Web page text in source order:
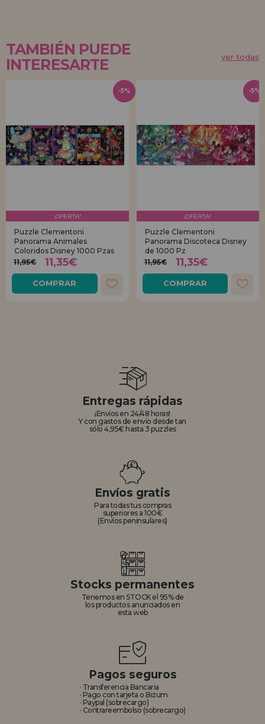
TAMBIÉN PUEDE
INTERESARTE
ver todas
¡OFERTA!
Puzzle Clementoni
Panorama Animales
Coloridos Disney 1000 Pzas
11,95€
11,35€
COMPRAR
-5%
¡OFERTA!
Puzzle Clementoni
Panorama Discoteca Disney
de 1000 Pz
11,95€
11,35€
COMPRAR
-5%
Entregas rápidas
¡Envíos en 24/48 horas!
Y con gastos de envío desde tan
sólo 4,95€ hasta 3 puzzles
Envíos gratis
Para todas tus compras
superiores a 100€
(Envíos peninsulares)
Stocks permanentes
Tenemos en STOCK el 95% de
los productos anunciados en
esta web
Pagos seguros
· Transferencia Bancaria
· Pago con tarjeta o Bizum
· Paypal (sobrecargo)
· Contrareembolso (sobrecargo)